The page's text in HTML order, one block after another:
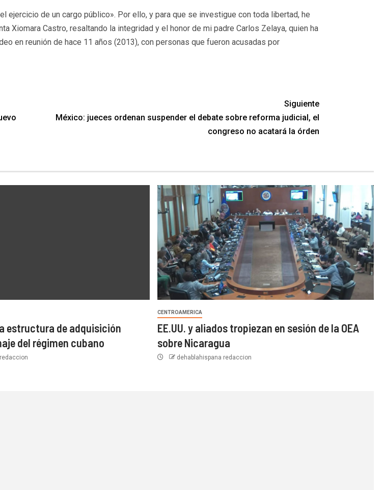
ejercicio de un cargo público». Por ello, y para que se investigue con toda libertad, he
Xiomara Castro, resaltando la integridad y el honor de mi padre Carlos Zelaya, quien ha
en reunión de hace 11 años (2013), con personas que fueron acusadas por
Siguiente
México: jueces ordenan suspender el debate sobre reforma judicial, el
congreso no acatará la órden
estructura de adquisición
del régimen cubano
CENTROAMERICA
EE.UU. y aliados tropiezan en sesión de la OEA
sobre Nicaragua
dehablahispana redaccion